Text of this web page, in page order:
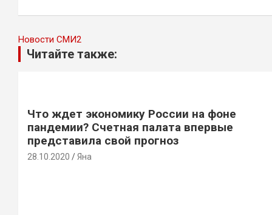
записям
Новости СМИ2
Читайте также:
Что ждет экономику России на фоне
пандемии? Счетная палата впервые
представила свой прогноз
28.10.2020 Яна